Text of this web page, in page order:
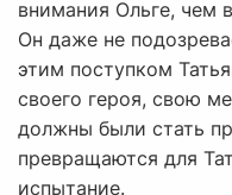
внимания Ольге, чем
Он даже не
этим поступком
своего героя, свою
должны были стать
превращаются для
испытание.